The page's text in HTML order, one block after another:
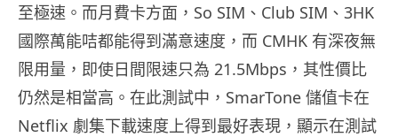
至極速。而月費卡方面，So SIM、Club SIM、3HK
國際萬能咭都能得到滿意速度，而 CMHK 有深夜無
限用量，即使日間限速只為 21.5Mbps，其性價比
仍然是相當高。在此測試中，SmarTone 儲值卡在
Netflix 劇集下載速度上得到最好表現，顯示在測試